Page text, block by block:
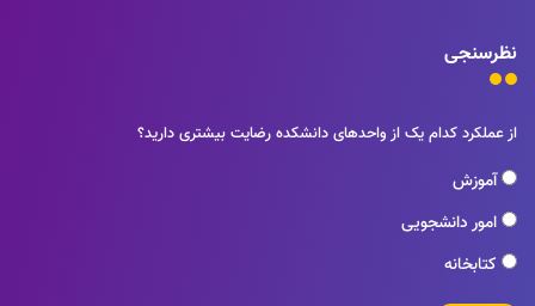
نظرسنجی
از عملکرد کدام یک از واحدهای دانشکده رضایت بیشتری دارید؟
آموزش
امور دانشجویی
کتابخانه